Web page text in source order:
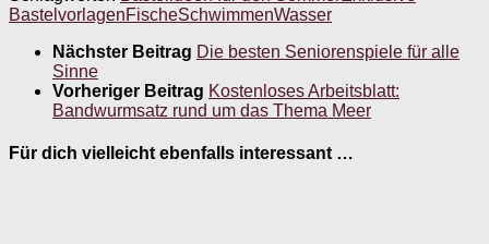
BastelvorlagenFischeSchwimmenWasser
Nächster Beitrag Die besten Seniorenspiele für alle
Sinne
Vorheriger Beitrag Kostenloses Arbeitsblatt:
Bandwurmsatz rund um das Thema Meer
Für dich vielleicht ebenfalls interessant …